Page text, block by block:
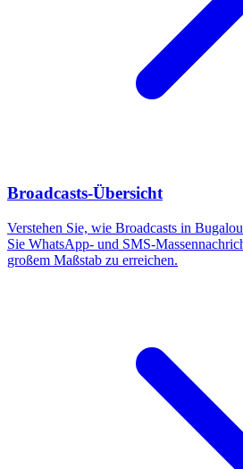
Broadcasts-Übersicht
Verstehen Sie, wie Broadcasts in
Sie WhatsApp- und SMS-
großem Maßstab zu erreichen.